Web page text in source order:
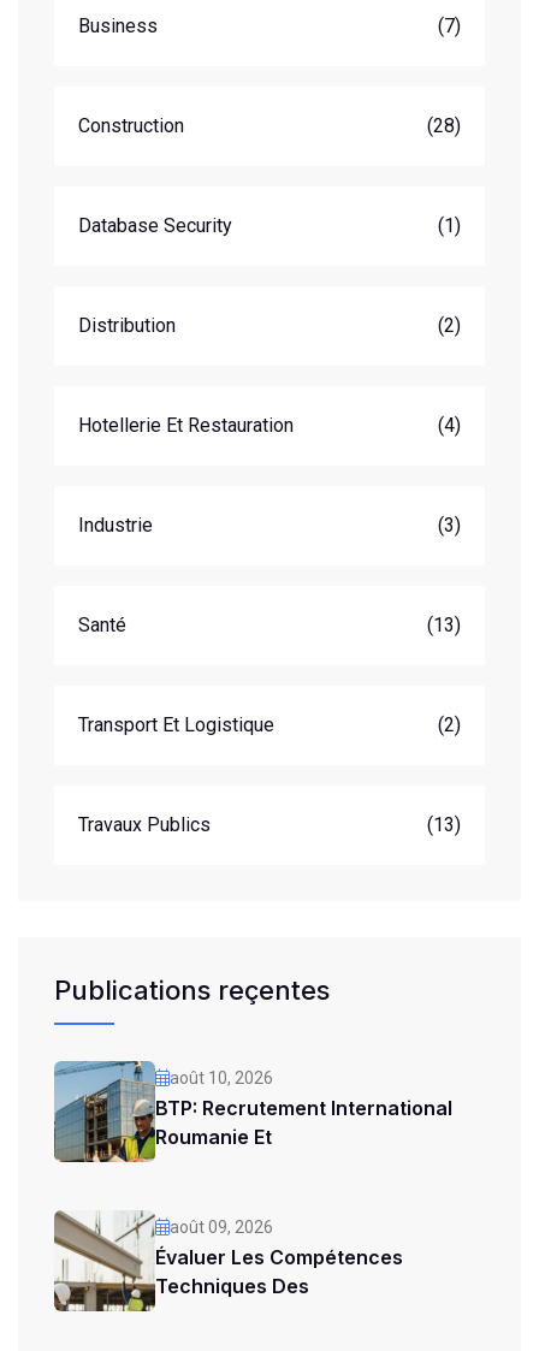
Business (7)
Construction (28)
Database Security (1)
Distribution (2)
Hotellerie Et Restauration (4)
Industrie (3)
Santé (13)
Transport Et Logistique (2)
Travaux Publics (13)
Publications reçentes
août 10, 2026
BTP: Recrutement International
Roumanie Et
août 09, 2026
Évaluer Les Compétences
Techniques Des